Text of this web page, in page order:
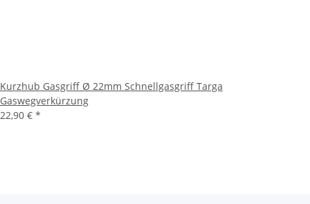
Kurzhub Gasgriff Ø 22mm Schnellgasgriff Targa
Gaswegverkürzung
22,90 € *